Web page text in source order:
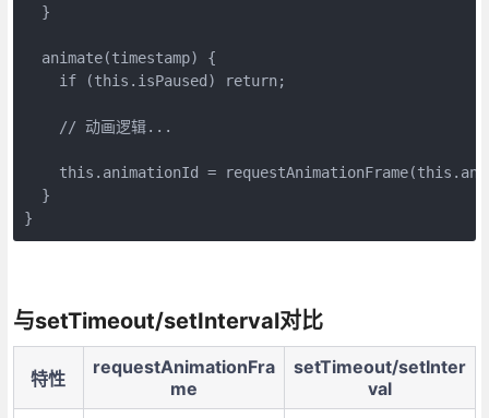
  }
  animate(timestamp) {
    if (this.isPaused) return;
    // 动画逻辑...
this.animationId =
  }
}
与setTimeout/setInterval对比
特性
requestAnimationFra
me
setTimeout/setInter
val